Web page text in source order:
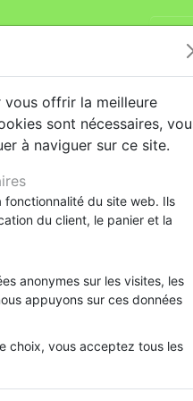
Je
de la Bible Suisse
Bibles
Etude biblique
NEG
Bandes dessinées
Souffrance, Relation d'aide
Santé
Événements actuels
Découverte de la foi
Souffrance, Relation d'aide
Psychologie
Adolescents, jeunes
Rap, Hip-hop
Louange, Adoration
Hardrock, Métal
Films, fiction
Jeux
Effervescence (Le
Yona
(Le
du produit
vous offrir la meilleure
sont nécessaires,
à naviguer sur ce site.
fonctionnalité du site web. Ils
du client, le panier et la
anonymes sur les visites, les
appuyons sur ces données
choix, vous acceptez tous les